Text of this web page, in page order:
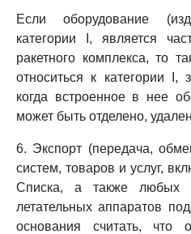
Если оборудование
категории I, является
ракетного комплекса, то
относиться к категории I,
когда встроенное в нее
может быть отделено,
6. Экспорт (передача,
систем, товаров и услуг,
Списка, а также любых
летательных аппаратов
основания считать, что